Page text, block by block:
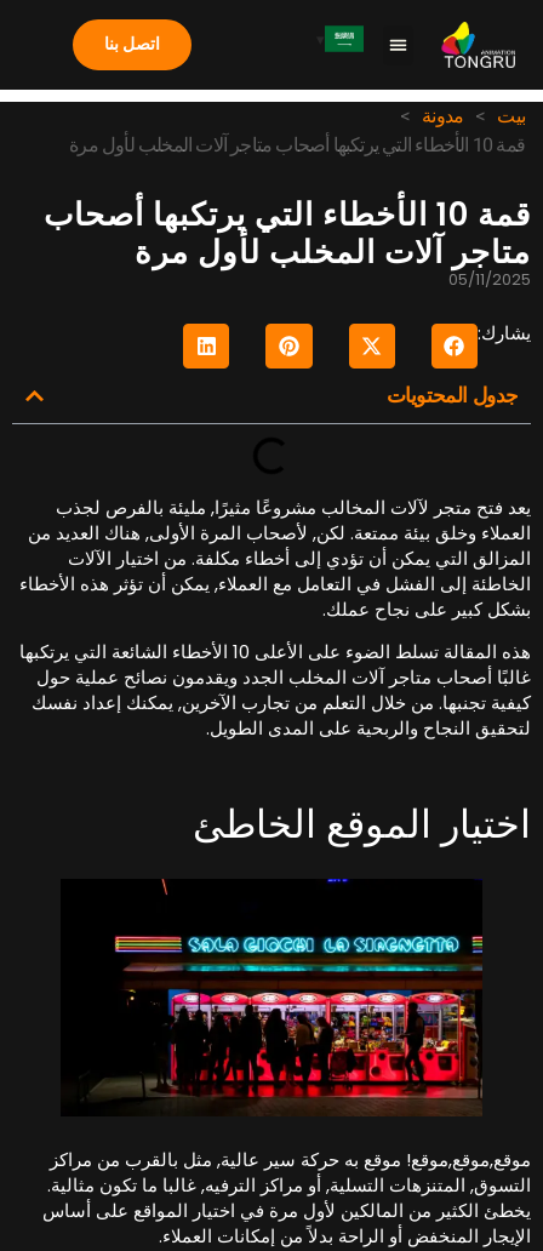
اتصل بنا
بيت > مدونة >
قمة 10 الأخطاء التي يرتكبها أصحاب متاجر آلات المخلب لأول مرة
قمة 10 الأخطاء التي يرتكبها أصحاب
آلات المخلب لأول مرة
05/11/
جدول المحتويات
فتح متجر لآلات المخالب مشروعًا مثيرًا, مليئة بالفرص لجذب
وخلق بيئة ممتعة. لكن, لأصحاب المرة الأولى, هناك العديد من
التي يمكن أن تؤدي إلى أخطاء مكلفة. من اختيار الآلات
إلى الفشل في التعامل مع العملاء, يمكن أن تؤثر هذه الأخطاء
كبير على نجاح عملك.
هذه المقالة تسلط الضوء على الأعلى 10 الأخطاء الشائعة التي يرتكبها
أصحاب متاجر آلات المخلب الجدد ويقدمون نصائح عملية حول
تجنبها. من خلال التعلم من تجارب الآخرين, يمكنك إعداد نفسك
النجاح والربحية على المدى الطويل.
الموقع الخاطئ
موقع به حركة سير عالية, مثل بالقرب من مراكز
المتنزهات التسلية, أو مراكز الترفيه, غالبا ما تكون مثالية.
الكثير من المالكين لأول مرة في اختيار المواقع على أساس
المنخفض أو الراحة بدلاً من إمكانات العملاء.